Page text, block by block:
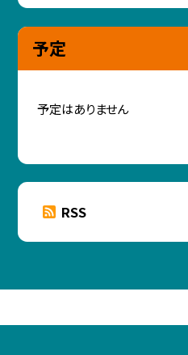
予定
予定はありません
RSS